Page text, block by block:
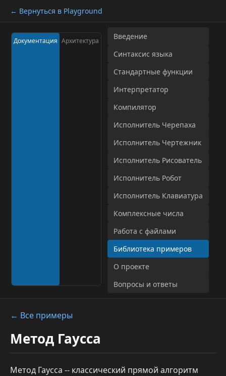
← Вернуться в Playground
Документация Архитектура
Введение
Синтаксис языка
Стандартные функции
Интерпретатор
Компилятор
Исполнитель Черепаха
Исполнитель Чертежник
Исполнитель Рисователь
Исполнитель Робот
Исполнитель Клавиатура
Комплексные числа
Работа с файлами
Библиотека примеров
О проекте
Вопросы и ответы
← Все примеры
Метод Гаусса
Метод Гаусса -- классический прямой алгоритм